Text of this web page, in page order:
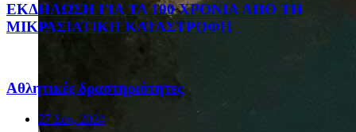
ΕΚΔΗΛΩΣΗ ΓΙΑ ΤΑ 100 ΧΡΟΝΙΑ ΑΠΟ ΤΗ
ΜΙΚΡΑΣΙΑΤΙΚΗ ΚΑΤΑΣΤΡΟΦΗ
Αθλητικές δραστηριότητες
27 Σεπ, 2024